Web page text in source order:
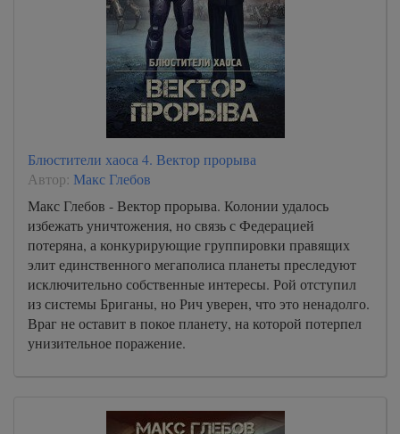
Блюстители хаоса 4. Вектор прорыва
Автор: Макс Глебов
Макс Глебов - Вектор прорыва. Колонии удалось
избежать уничтожения, но связь с Федерацией
потеряна, а конкурирующие группировки правящих
элит единственного мегаполиса планеты преследуют
исключительно собственные интересы. Рой отступил
из системы Бриганы, но Рич уверен, что это ненадолго.
Враг не оставит в покое планету, на которой потерпел
унизительное поражение.